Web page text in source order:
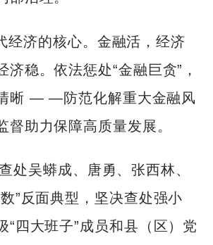
经济的核心。金融活，经济
济稳。依法惩处“金融巨贪”，
晰 — —防范化解重大金融风
督助力保障高质量发展。
吴蟒成、唐勇、张西林、
”反面典型，坚决查处强小
“四大班子”成员和县（区）党